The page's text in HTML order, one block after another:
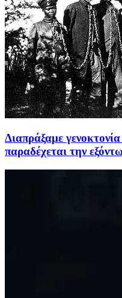
Διαπράξαμε
παραδέχεται την